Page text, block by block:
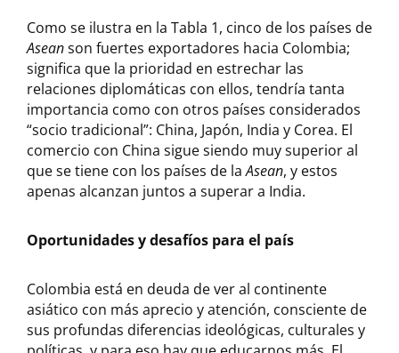
Como se ilustra en la Tabla 1, cinco de los países de
Aseanson fuertes exportadores hacia Colombia;
significa que la prioridad en estrechar las
relaciones diplomáticas con ellos, tendría tanta
importancia como con otros países considerados
“socio tradicional”: China, Japón, India y Corea. El
comercio con China sigue siendo muy superior al
que se tiene con los países de laAsean, y estos
apenas alcanzan juntos a superar a India.
Oportunidades y desafíos para el país
Colombia está en deuda de ver al continente
asiático con más aprecio y atención, consciente de
sus profundas diferencias ideológicas, culturales y